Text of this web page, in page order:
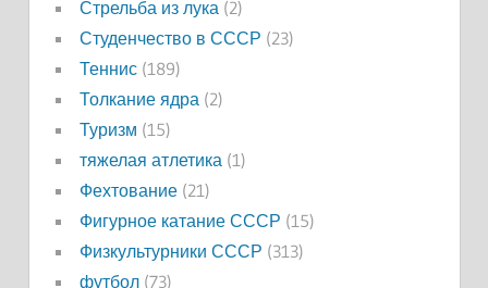
Стрельба из лука(2)
Студенчество в СССР (23)
Теннис(189)
Толкание ядра(2)
Туризм (15)
тяжелая атлетика(1)
Фехтование(21)
Фигурное катание СССР (15)
Физкультурники СССР (313)
футбол(73)